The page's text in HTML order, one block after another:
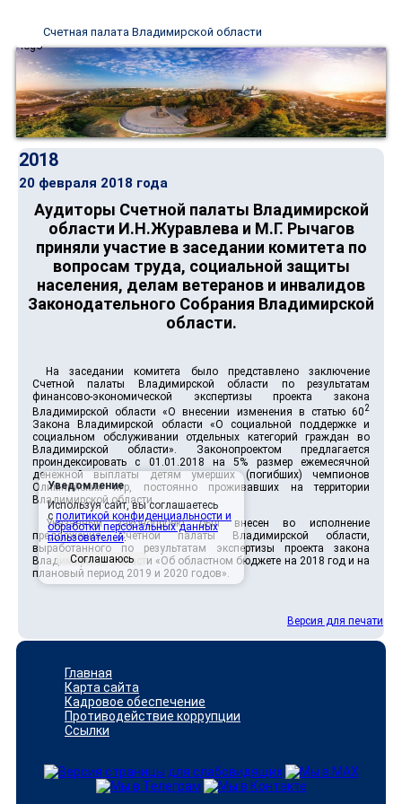
Счетная палата Владимирской области
2018
20 февраля 2018 года
Аудиторы Счетной палаты Владимирской
области И.Н.Журавлева и М.Г. Рычагов
приняли участие в заседании комитета по
вопросам труда, социальной защиты
населения, делам ветеранов и инвалидов
Законодательного Собрания Владимирской
области.
На заседании комитета было представлено заключение
Счетной палаты Владимирской области по результатам
финансово-экономической экспертизы проекта закона
Владимирской области «О внесении изменения в статью 602
Закона Владимирской области «О социальной поддержке и
социальном обслуживании отдельных категорий граждан во
Владимирской области». Законопроектом предлагается
проиндексировать с 01.01.2018 на 5% размер ежемесячной
денежной выплаты детям умерших (погибших) чемпионов
Олимпийских игр, постоянно проживавших на территории
Владимирской области.
Указанный законопроект был внесен во исполнение
предложения Счетной палаты Владимирской области,
выработанного по результатам экспертизы проекта закона
Владимирской области «Об областном бюджете на 2018 год и на
плановый период 2019 и 2020 годов».
Версия для печати
Главная
Карта сайта
Кадровое обеспечение
Противодействие коррупции
Ссылки
Уведомление
Используя сайт, вы соглашаетесь
с политикой конфиденциальности и
обработки персональных данных
пользователей.
Соглашаюсь